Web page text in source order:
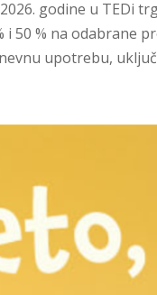
godine u TEDi
i 50 % na odabrane
upotrebu,